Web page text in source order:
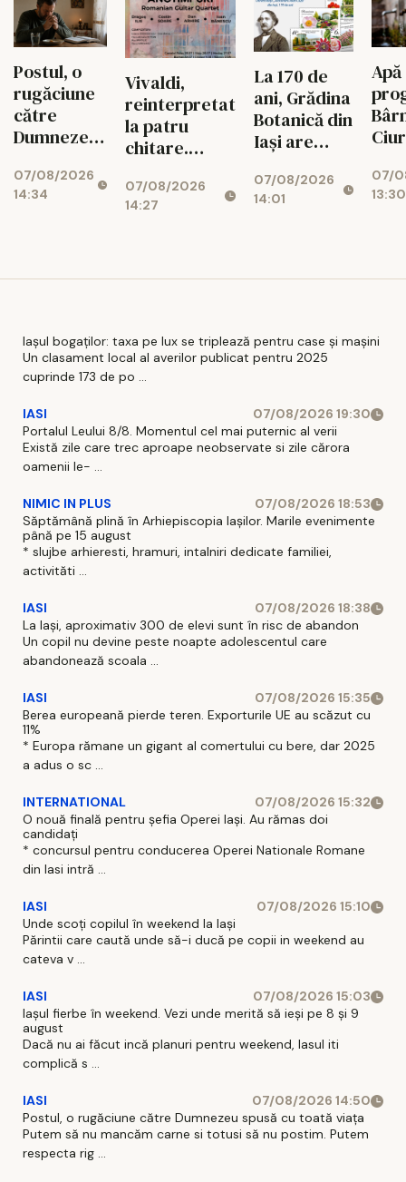
Postul, o
rugăciune
către
Dumnezeu
toată viața
07/08/2026
14:34
Vivaldi,
reinterpretat
la patru
chitare.
Palatul
Culturii
07/08/2026
14:27
La 170 de
ani, Grădina
Botanică din
Iași are
timbru
aniversar
07/08/2026
14:01
07/
13:30
Iașul bogaților: taxa pe lux se triplează pentru case și mașini
Un clasament local al averilor publicat pentru 2025
cuprinde 173 de po ...
IASI
07/08/2026 19:30
Portalul Leului 8/8. Momentul cel mai puternic al verii
Există zile care trec aproape neobservate si zile cărora
oamenii le- ...
NIMIC IN PLUS
07/08/2026 18:53
Săptămână plină în Arhiepiscopia Iașilor. Marile evenimente
până pe 15 august
* slujbe arhieresti, hramuri, intalniri dedicate familiei,
activităti ...
IASI
07/08/2026 18:38
La Iași, aproximativ 300 de elevi sunt în risc de abandon
Un copil nu devine peste noapte adolescentul care
abandonează scoala ...
IASI
07/08/2026 15:35
Berea europeană pierde teren. Exporturile UE au scăzut cu
11%
* Europa rămane un gigant al comertului cu bere, dar 2025
a adus o sc ...
INTERNATIONAL
07/08/2026 15:32
O nouă finală pentru șefia Operei Iași. Au rămas doi
candidați
* concursul pentru conducerea Operei Nationale Romane
din Iasi intră ...
IASI
07/08/2026 15:10
Unde scoți copilul în weekend la Iași
Părintii care caută unde să-i ducă pe copii in weekend au
cateva v ...
IASI
07/08/2026 15:03
Iașul fierbe în weekend. Vezi unde merită să ieși pe 8 și 9
august
Dacă nu ai făcut incă planuri pentru weekend, Iasul iti
complică s ...
IASI
07/08/2026 14:50
Postul, o rugăciune către Dumnezeu spusă cu toată viața
Putem să nu mancăm carne si totusi să nu postim. Putem
respecta rig ...